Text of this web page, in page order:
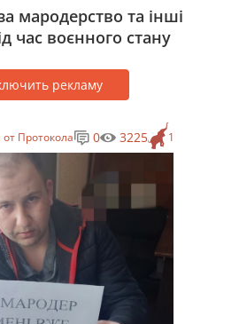
мародерство та інші
час воєнного стану
рекламу
Протокола 1
0 3225